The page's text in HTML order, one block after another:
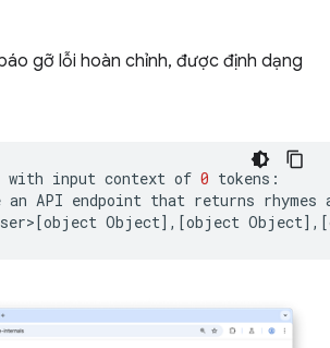
gỡ lỗi hoàn chỉnh, được định dạng
with input context of 0 tokens:
an API endpoint that returns rhymes
[object Object] , [object Object] , [